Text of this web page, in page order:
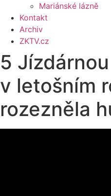
Mariánské lázně
Kontakt
Archiv
ZKTV.cz
5
v letošním
rozezněla